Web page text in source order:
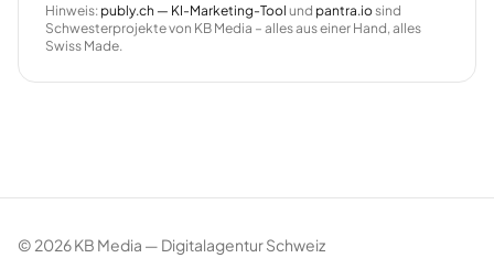
Hinweis: publy.ch — KI-Marketing-Tool und pantra.iosind
Schwesterprojekte von KB Media – alles aus einer Hand, alles
Swiss Made.
© 2026KB Media — Digitalagentur Schweiz